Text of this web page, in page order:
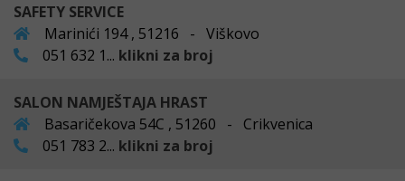
SAFETY SERVICE
Marinići 194 , 51216 - Viškovo
051 632 1... klikni za broj
SALON NAMJEŠTAJA HRAST
Basaričekova 54C , 51260 - Crikvenica
051 783 2... klikni za broj